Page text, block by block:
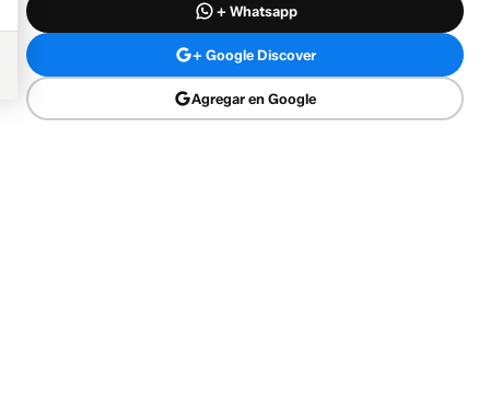
+ Whatsapp
+ Google Discover
Agregar en Google